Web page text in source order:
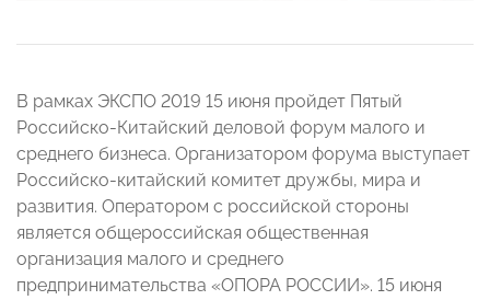
В рамках ЭКСПО 2019 15 июня пройдет Пятый
Российско-Китайский деловой форум малого и
среднего бизнеса. Организатором форума выступает
Российско-китайский комитет дружбы, мира и
развития. Оператором с российской стороны
является общероссийская общественная
организация малого и среднего
предпринимательства «ОПОРА РОССИИ». 15 июня